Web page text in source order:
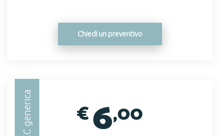
Chiedi un preventivo
PEC generica €6,00